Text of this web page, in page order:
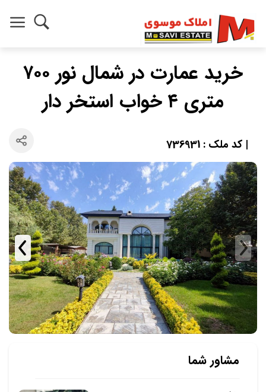
خرید عمارت در شمال نور ۷۰۰
متری ۴ خواب استخر دار
| کد ملک : 736931
مشاور شما